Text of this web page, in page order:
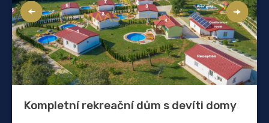
Kompletní rekreační dům s devíti domy